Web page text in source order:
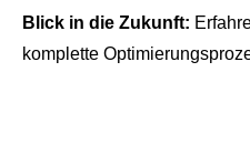
Blick in die Zukunft:
komplette